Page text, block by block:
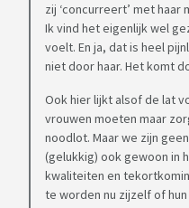
zij ‘concurreert’ met
Ik vind het eigenlijk wel
voelt. En ja, dat is heel
niet door haar. Het komt
Ook hier lijkt alsof de lat
vrouwen moeten maar
noodlot. Maar we zijn
(gelukkig) ook gewoon in
kwaliteiten en
te worden nu zijzelf of